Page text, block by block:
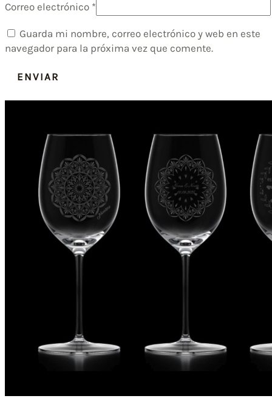
Correo electrónico *
Guarda mi nombre, correo electrónico y web en este
navegador para la próxima vez que comente.